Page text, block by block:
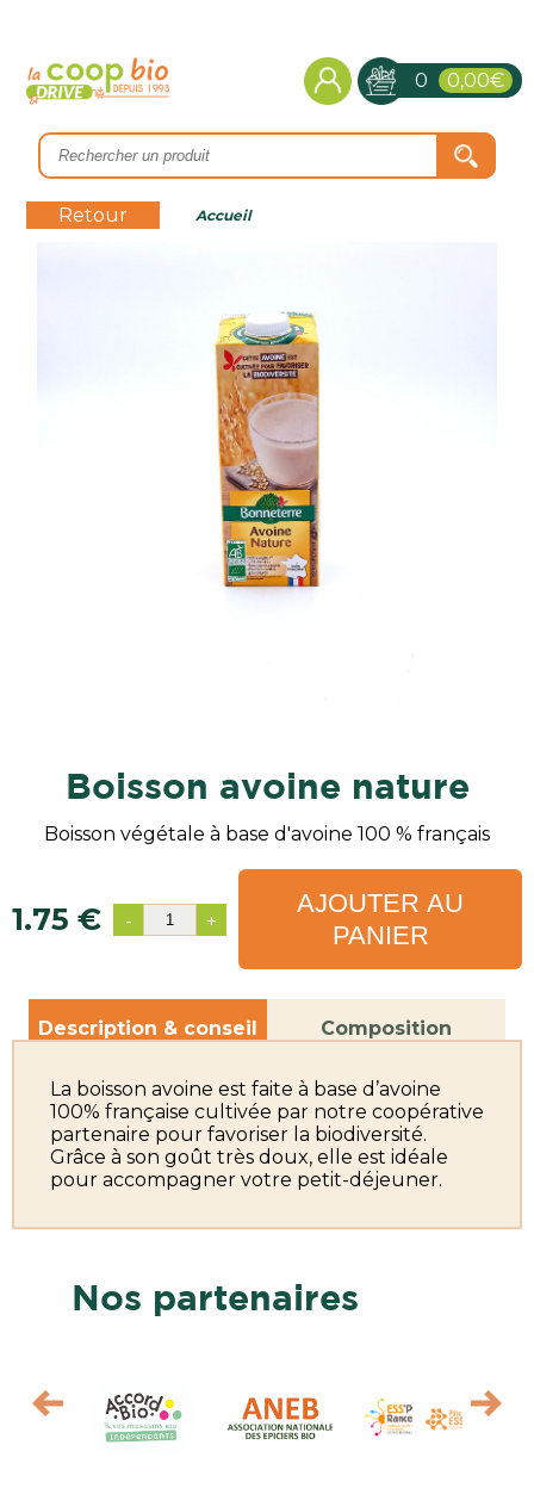
0 0,00€
Retour Accueil
boisson avoine nature
Boisson végétale à base d'avoine 100 % français
1.75 € - +
AJOUTER AU
PANIER
Description & conseil Composition
La boisson avoine est faite à base d’avoine
100% française cultivée par notre coopérative
partenaire pour favoriser la biodiversité.
Grâce à son goût très doux, elle est idéale
pour accompagner votre petit-déjeuner.
Nos partenaires